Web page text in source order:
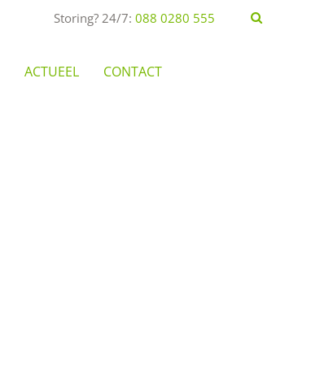
Storing? 24/7: 088 0280 555
ACTUEEL CONTACT